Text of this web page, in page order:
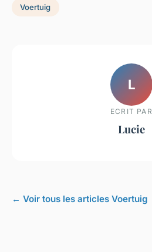
Voertuig
L
ECRIT PAR
Lucie
← Voir tous les articles Voertuig